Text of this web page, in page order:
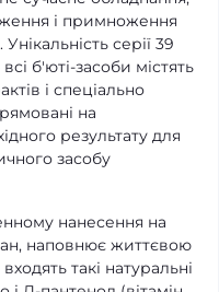
і примноження
серії 39
б'юті-засоби містять
і спеціально
на
результату для
засобу
нанесення на
наповнює життєвою
такі натуральні